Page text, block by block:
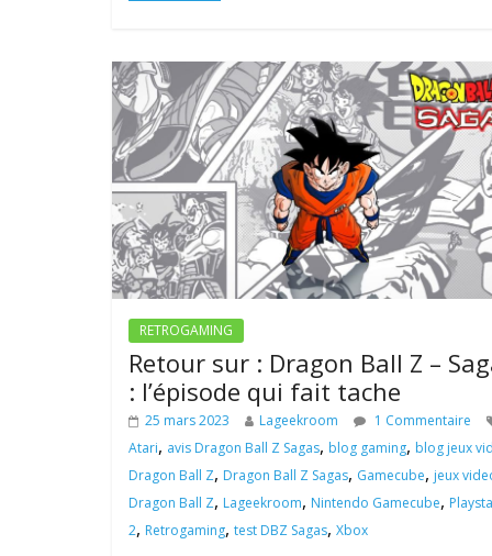
RETROGAMING
Retour sur : Dragon Ball Z –
: l’épisode qui fait tache
25 mars 2023 Lageekroom
1 Commentaire
Atari, avis Dragon Ball Z Sagas, blog gaming, blog jeux
Dragon Ball Z, Dragon Ball Z Sagas, Gamecube, jeux
Dragon Ball Z, Lageekroom, Nintendo Gamecube,
2, Retrogaming, test DBZ Sagas, Xbox